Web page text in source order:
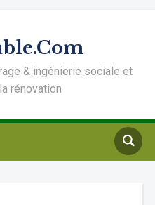
& ingénierie sociale et
rénovation